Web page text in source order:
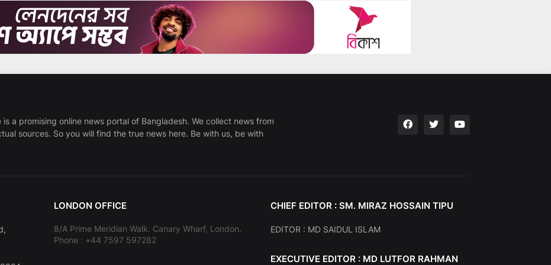
is a promising online news portal of Bangladesh. We collect news from
sources. So you will find the true news here. Be with us, be with
LONDON OFFICE
8/A Prime Meridian Walk. Canary Wharf, London.
Phone : +44 7597 597282
CHIEF EDITOR : SM. MIRAZ HOSSAIN TIPU
EDITOR : MD SAIDUL ISLAM
EXECUTIVE EDITOR : MD LUTFOR RAHMAN